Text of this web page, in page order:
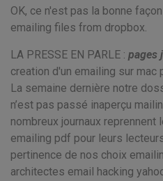
OK, ce n'est pas la bonne
emailing files from dropbox.
LA PRESSE EN PARLE : pages
creation d'un emailing sur mac
La semaine dernière notre
n’est pas passé inaperçu
nombreux journaux
emailing pdf pour leurs
pertinence de nos choix
architectes email hacking